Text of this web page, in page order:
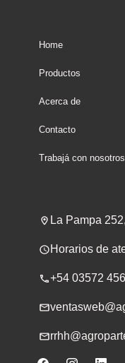
Home
Productos
Acerca de
Contacto
Trabajá con nosotros
La Pampa
Horarios de
+54 03572